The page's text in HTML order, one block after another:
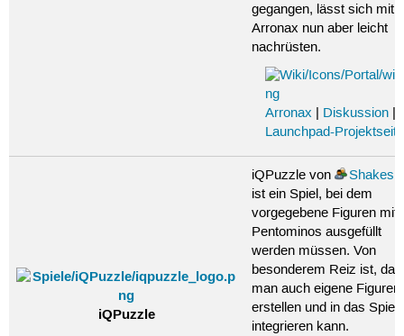
gegangen, lässt sich mit
Arronax nun aber leicht
nachrüsten.
Arronax Diskussion
Launchpad-Projektseite
iQPuzzle
iQPuzzle von
ist ein Spiel, bei dem
vorgegebene Figuren mit
Pentominos ausgefüllt
werden müssen. Von
besonderem Reiz ist,
man auch eigene Figuren
erstellen und in das Spiel
integrieren kann.